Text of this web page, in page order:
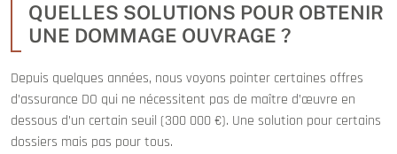
QUELLES SOLUTIONS POUR OBTENIR
UNE DOMMAGE OUVRAGE ?
Depuis quelques années, nous voyons pointer certaines offres
d’assurance DO qui ne nécessitent pas de maître d’œuvre en
dessous d’un certain seuil (300 000 €). Une solution pour certains
dossiers mais pas pour tous.